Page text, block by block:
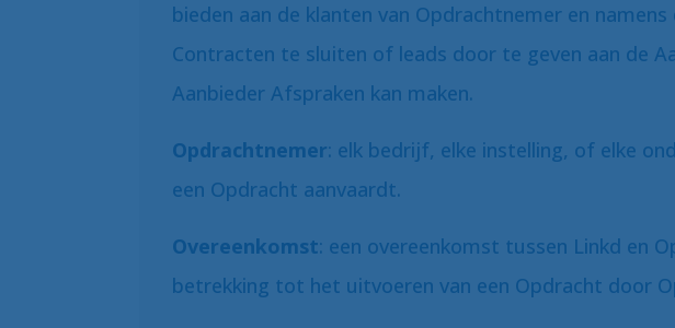
bieden aan de klanten van Opdrachtnemer en namens
Contracten te sluiten of leads door te geven aan de
Aanbieder Afspraken kan maken.
Opdrachtnemer: elk bedrijf, elke instelling, of elke
een Opdracht aanvaardt.
Overeenkomst: een overeenkomst tussen Linkd en
betrekking tot het uitvoeren van een Opdracht door